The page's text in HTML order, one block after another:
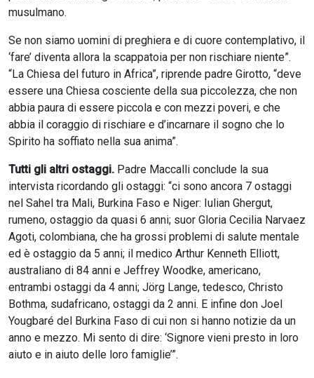
musulmano.
Se non siamo uomini di preghiera e di cuore contemplativo, il
‘fare’ diventa allora la scappatoia per non rischiare niente”.
“La Chiesa del futuro in Africa”, riprende padre Girotto, “deve
essere una Chiesa cosciente della sua piccolezza, che non
abbia paura di essere piccola e con mezzi poveri, e che
abbia il coraggio di rischiare e d’incarnare il sogno che lo
Spirito ha soffiato nella sua anima”.
Tutti gli altri ostaggi. Padre Maccalli conclude la sua
intervista ricordando gli ostaggi: “ci sono ancora 7 ostaggi
nel Sahel tra Mali, Burkina Faso e Niger: Iulian Ghergut,
rumeno, ostaggio da quasi 6 anni; suor Gloria Cecilia Narvaez
Agoti, colombiana, che ha grossi problemi di salute mentale
ed è ostaggio da 5 anni; il medico Arthur Kenneth Elliott,
australiano di 84 anni e Jeffrey Woodke, americano,
entrambi ostaggi da 4 anni; Jörg Lange, tedesco, Christo
Bothma, sudafricano, ostaggi da 2 anni. E infine don Joel
Yougbaré del Burkina Faso di cui non si hanno notizie da un
anno e mezzo. Mi sento di dire: ‘Signore vieni presto in loro
aiuto e in aiuto delle loro famiglie’”.